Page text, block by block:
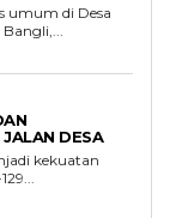
umum di Desa
DESA
kekuatan